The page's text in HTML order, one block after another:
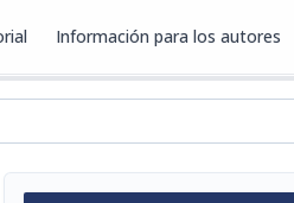
Información para los autores